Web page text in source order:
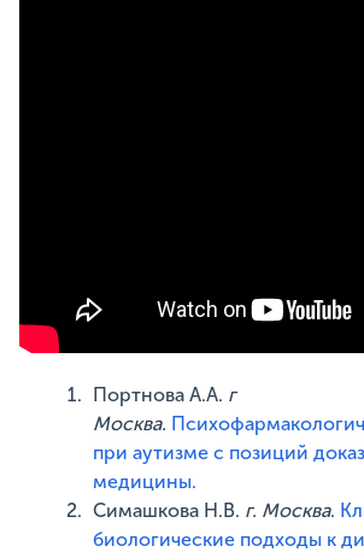
Портнова А.А. г
Москва.
при аутизме с позиций
медицины.
Симашкова Н.В. г. Москва.
биологические подходы к